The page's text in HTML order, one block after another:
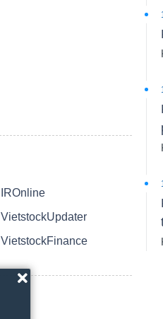
IROnline
VietstockUpdater
VietstockFinance